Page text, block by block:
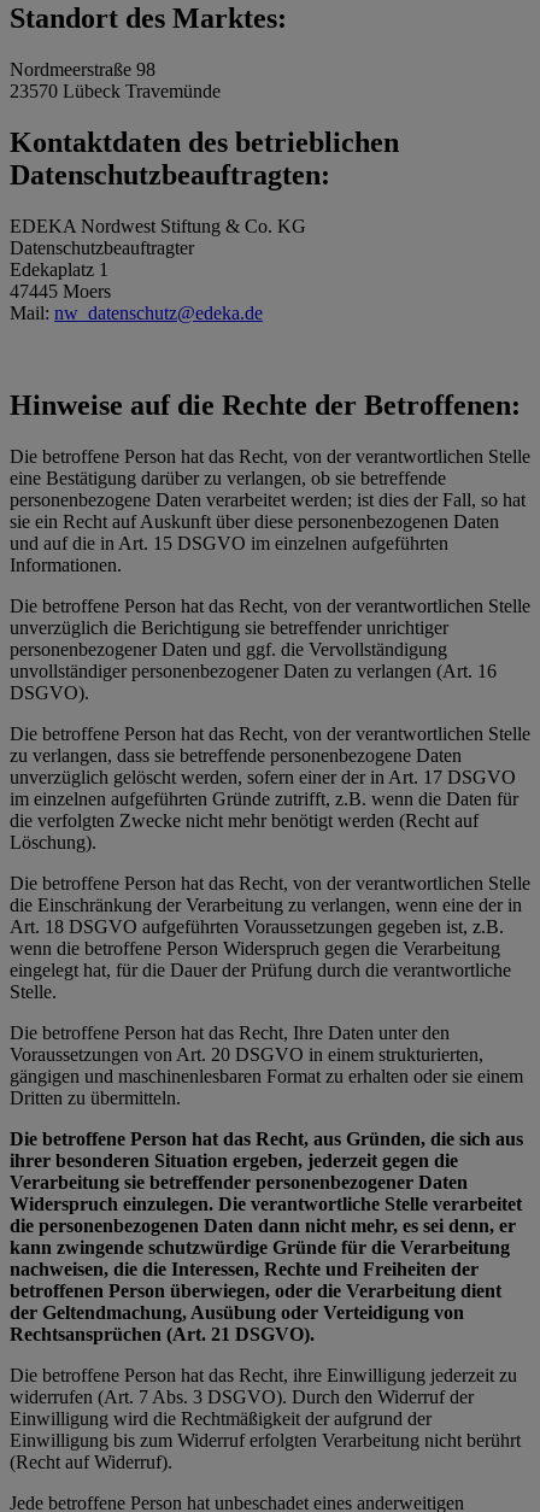
Standort des Marktes:
Nordmeerstraße 98
23570 Lübeck Travemünde
Kontaktdaten des betrieblichen
Datenschutzbeauftragten:
EDEKA Nordwest Stiftung & Co. KG
Datenschutzbeauftragter
Edekaplatz 1
47445 Moers
Mail: nw_datenschutz@edeka.de
Hinweise auf die Rechte der Betroffenen:
Die betroffene Person hat das Recht, von der verantwortlichen Stelle
eine Bestätigung darüber zu verlangen, ob sie betreffende
personenbezogene Daten verarbeitet werden; ist dies der Fall, so hat
sie ein Recht auf Auskunft über diese personenbezogenen Daten
und auf die in Art. 15 DSGVO im einzelnen aufgeführten
Informationen.
Die betroffene Person hat das Recht, von der verantwortlichen Stelle
unverzüglich die Berichtigung sie betreffender unrichtiger
personenbezogener Daten und ggf. die Vervollständigung
unvollständiger personenbezogener Daten zu verlangen (Art. 16
DSGVO).
Die betroffene Person hat das Recht, von der verantwortlichen Stelle
zu verlangen, dass sie betreffende personenbezogene Daten
unverzüglich gelöscht werden, sofern einer der in Art. 17 DSGVO
im einzelnen aufgeführten Gründe zutrifft, z.B. wenn die Daten für
die verfolgten Zwecke nicht mehr benötigt werden (Recht auf
Löschung).
Die betroffene Person hat das Recht, von der verantwortlichen Stelle
die Einschränkung der Verarbeitung zu verlangen, wenn eine der in
Art. 18 DSGVO aufgeführten Voraussetzungen gegeben ist, z.B.
wenn die betroffene Person Widerspruch gegen die Verarbeitung
eingelegt hat, für die Dauer der Prüfung durch die verantwortliche
Stelle.
Die betroffene Person hat das Recht, Ihre Daten unter den
Voraussetzungen von Art. 20 DSGVO in einem strukturierten,
gängigen und maschinenlesbaren Format zu erhalten oder sie einem
Dritten zu übermitteln.
Die betroffene Person hat das Recht, aus Gründen, die sich aus
ihrer besonderen Situation ergeben, jederzeit gegen die
Verarbeitung sie betreffender personenbezogener Daten
Widerspruch einzulegen. Die verantwortliche Stelle verarbeitet
die personenbezogenen Daten dann nicht mehr, es sei denn, er
kann zwingende schutzwürdige Gründe für die Verarbeitung
nachweisen, die die Interessen, Rechte und Freiheiten der
betroffenen Person überwiegen, oder die Verarbeitung dient
der Geltendmachung, Ausübung oder Verteidigung von
Rechtsansprüchen (Art. 21 DSGVO).
Die betroffene Person hat das Recht, ihre Einwilligung jederzeit zu
widerrufen (Art. 7 Abs. 3 DSGVO). Durch den Widerruf der
Einwilligung wird die Rechtmäßigkeit der aufgrund der
Einwilligung bis zum Widerruf erfolgten Verarbeitung nicht berührt
(Recht auf Widerruf).
Jede betroffene Person hat unbeschadet eines anderweitigen